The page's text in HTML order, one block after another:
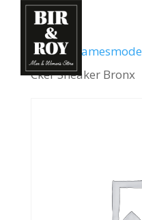
Home/ Damesmode
Cker Sneaker Bronx